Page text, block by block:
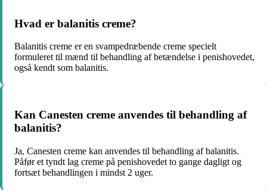
Hvad er balanitis creme?
Balanitis creme er en svampedræbende creme specielt
formuleret til mænd til behandling af betændelse i penishovedet,
også kendt som balanitis.
Kan Canesten creme anvendes til behandling af
balanitis?
Ja, Canesten creme kan anvendes til behandling af balanitis.
Påfør et tyndt lag creme på penishovedet to gange dagligt og
fortsæt behandlingen i mindst 2 uger.